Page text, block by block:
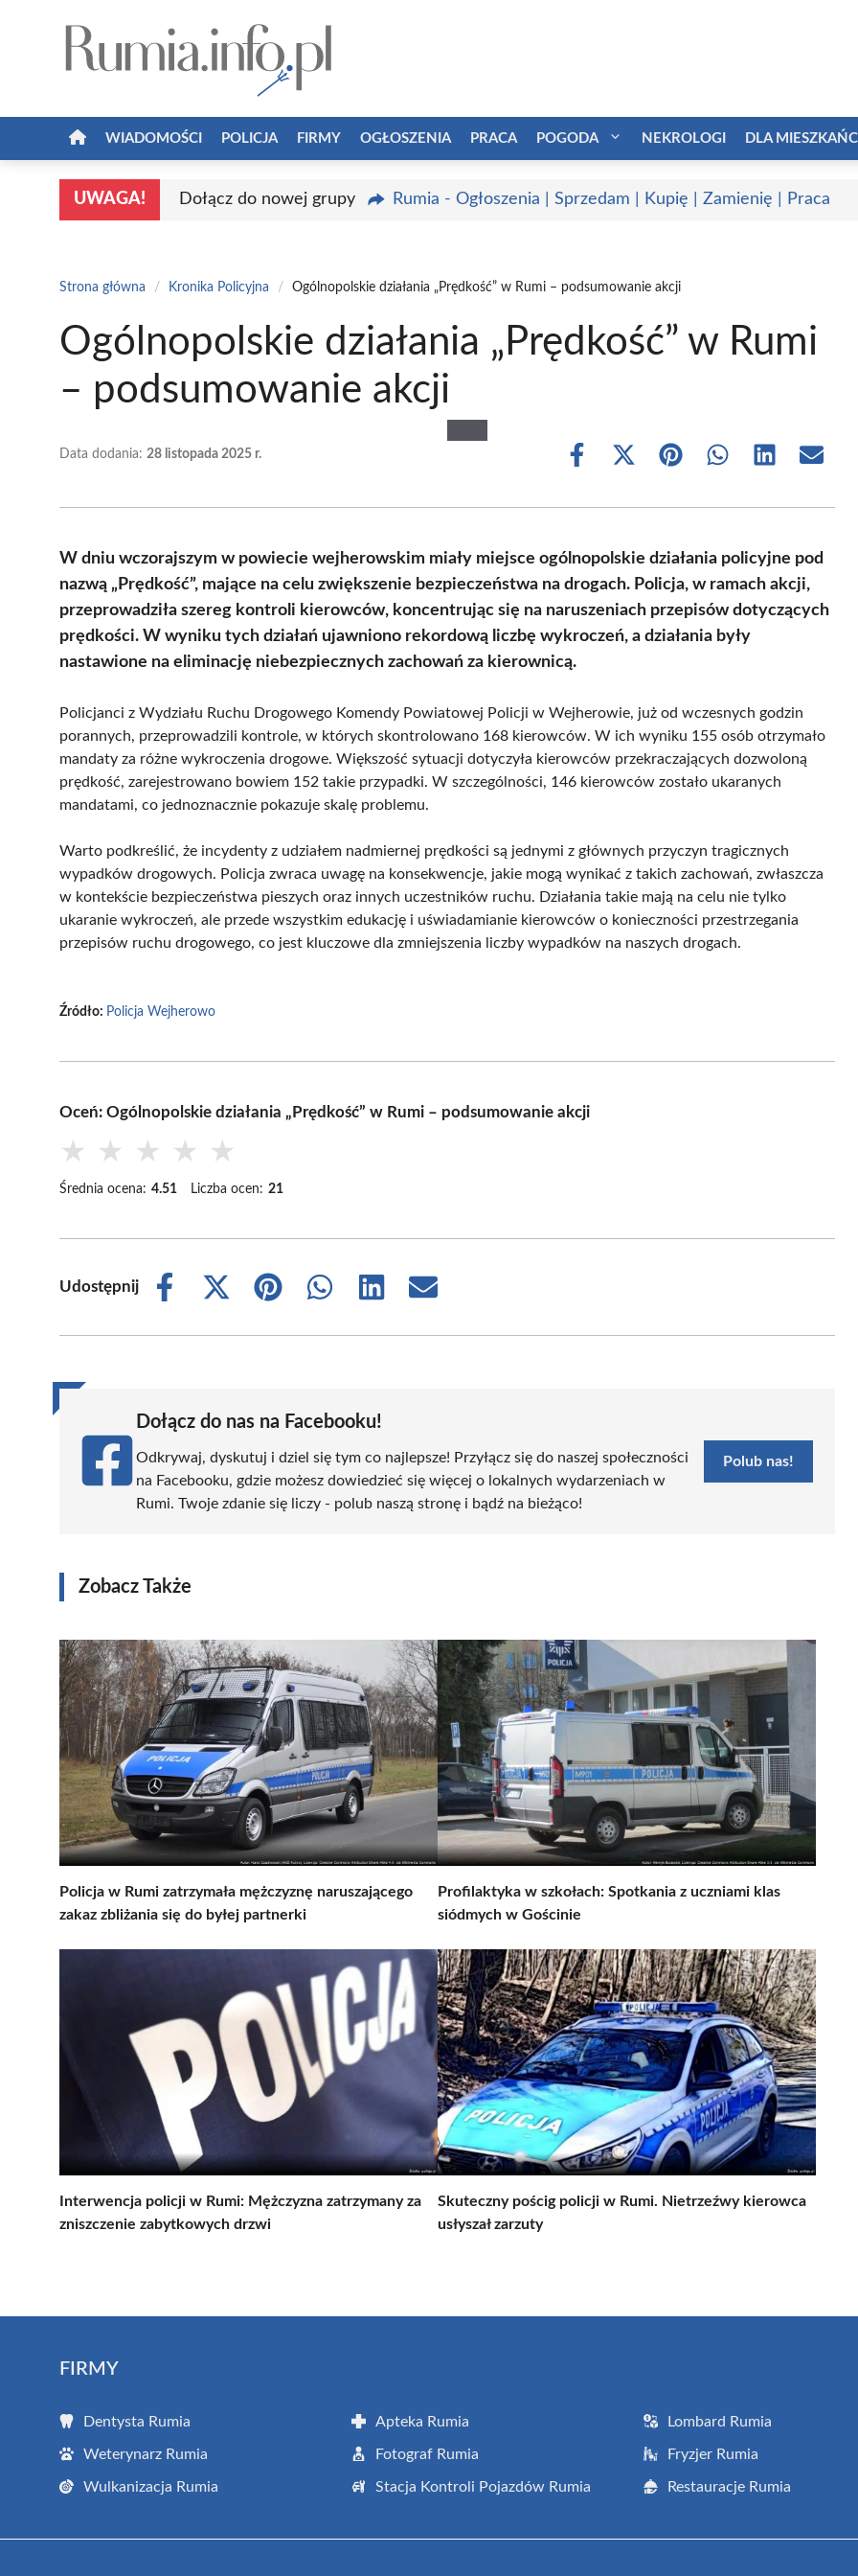
WIADOMOŚCI POLICJA FIRMY OGŁOSZENIA PRACA POGODA NEKROLOGI DLA
UWAGA! Dołącz do nowej grupy Rumia - Ogłoszenia | Sprzedam | Kupię | Zamienię | Praca
Strona główna / Kronika Policyjna / Ogólnopolskie działania „Prędkość” w Rumi – podsumowanie akcji
Ogólnopolskie działania „Prędkość” w Rumi
– podsumowanie akcji
Data dodania: 28 listopada 2025 r.
Share
Share
(Twitter)
Share Share Share Share
W dniu wczorajszym w powiecie wejherowskim miały miejsce ogólnopolskie działania policyjne pod
nazwą „Prędkość”, mające na celu zwiększenie bezpieczeństwa na drogach. Policja, w ramach akcji,
przeprowadziła szereg kontroli kierowców, koncentrując się na naruszeniach przepisów dotyczących
prędkości. W wyniku tych działań ujawniono rekordową liczbę wykroczeń, a działania były
nastawione na eliminację niebezpiecznych zachowań za kierownicą.
Policjanci z Wydziału Ruchu Drogowego Komendy Powiatowej Policji w Wejherowie, już od wczesnych godzin
porannych, przeprowadzili kontrole, w których skontrolowano 168 kierowców. W ich wyniku 155 osób otrzymało
mandaty za różne wykroczenia drogowe. Większość sytuacji dotyczyła kierowców przekraczających dozwoloną
prędkość, zarejestrowano bowiem 152 takie przypadki. W szczególności, 146 kierowców zostało ukaranych
mandatami, co jednoznacznie pokazuje skalę problemu.
Warto podkreślić, że incydenty z udziałem nadmiernej prędkości są jednymi z głównych przyczyn tragicznych
wypadków drogowych. Policja zwraca uwagę na konsekwencje, jakie mogą wynikać z takich zachowań, zwłaszcza
w kontekście bezpieczeństwa pieszych oraz innych uczestników ruchu. Działania takie mają na celu nie tylko
ukaranie wykroczeń, ale przede wszystkim edukację i uświadamianie kierowców o konieczności przestrzegania
przepisów ruchu drogowego, co jest kluczowe dla zmniejszenia liczby wypadków na naszych drogach.
Źródło: Policja Wejherowo
Oceń: Ogólnopolskie działania „Prędkość” w Rumi – podsumowanie akcji
★ ★ ★ ★ ★
Średnia ocena: 4.51 Liczba ocen: 21
Udostępnij
Share
Share
(Twitter)
Share
Share
Share
Share
Dołącz do nas na Facebooku!
Odkrywaj, dyskutuj i dziel się tym co najlepsze! Przyłącz się do naszej społeczności
na Facebooku, gdzie możesz dowiedzieć się więcej o lokalnych wydarzeniach w
Rumi. Twoje zdanie się liczy - polub naszą stronę i bądź na bieżąco!
Polub nas!
Zobacz Także
Policja w Rumi zatrzymała mężczyznę naruszającego
zakaz zbliżania się do byłej partnerki
Profilaktyka w szkołach: Spotkania z uczniami klas
siódmych w Gościnie
Interwencja policji w Rumi: Mężczyzna zatrzymany za
zniszczenie zabytkowych drzwi
Skuteczny pościg policji w Rumi. Nietrzeźwy kierowca
usłyszał zarzuty
FIRMY
Dentysta Rumia Apteka Rumia Lombard Rumia
Weterynarz Rumia Fotograf Rumia Fryzjer Rumia
Wulkanizacja Rumia Stacja Kontroli Pojazdów Rumia Restauracje Rumia